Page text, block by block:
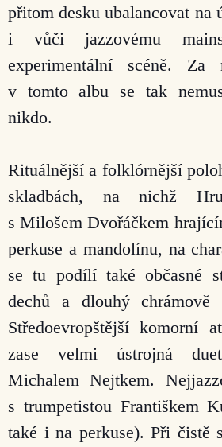
přitom desku ubalancovat na
i vůči jazzovému
experimentální scéně. Za
v tomto albu se tak
nikdo.
Rituálnější a folklórnější
skladbách, na nichž
s Milošem Dvořáčkem
perkuse a mandolínu, na
se tu podílí také občasné
dechů a dlouhý chrámově
Středoevropštější komorní
zase velmi ústrojná
Michalem Nejtkem.
s trumpetistou Františkem
také i na perkuse). Při čistě